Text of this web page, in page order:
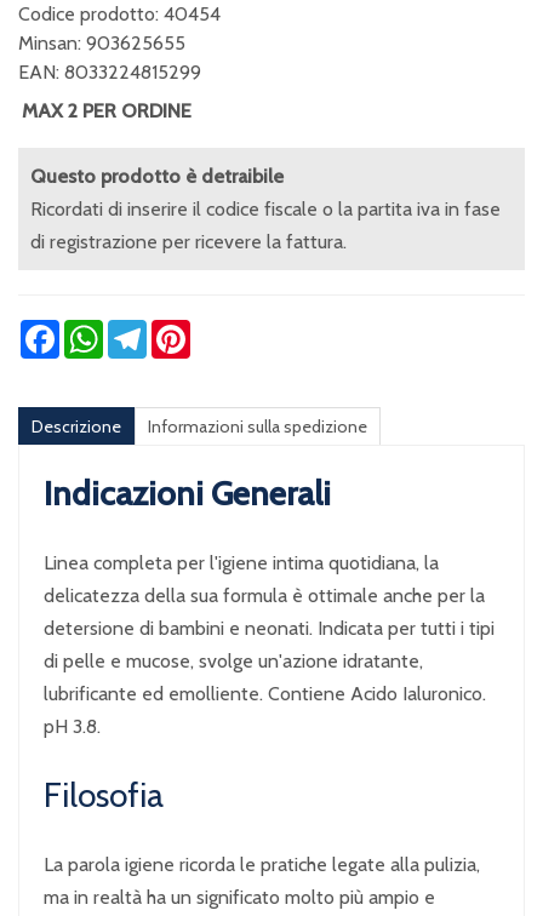
Codice prodotto: 40454
Minsan: 903625655
EAN: 8033224815299
MAX 2 PER ORDINE
Questo prodotto è detraibile
Ricordati di inserire il codice fiscale o la partita iva in fase
di registrazione per ricevere la fattura.
FacebookWhatsApp
Telegram
Descrizione Informazioni sulla spedizione
Indicazioni Generali
Linea completa per l'igiene intima quotidiana, la
delicatezza della sua formula è ottimale anche per la
detersione di bambini e neonati. Indicata per tutti i tipi
di pelle e mucose, svolge un'azione idratante,
lubrificante ed emolliente. Contiene Acido Ialuronico.
pH 3.8.
Filosofia
La parola igiene ricorda le pratiche legate alla pulizia,
ma in realtà ha un significato molto più ampio e